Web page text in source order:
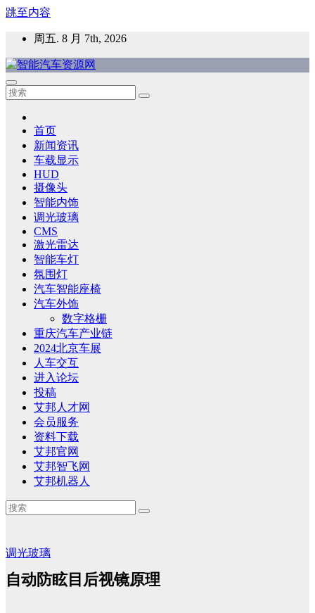
跳至内容
周五. 8 月 7th, 2026
智能汽车资源网
智能表面，智能内饰，新能源汽车，HMI，人车交互，智能车
首页
新闻资讯
车载显示
HUD
摄像头
智能内饰
调光玻璃
CMS
激光雷达
智能车灯
氛围灯
汽车智能座椅
汽车外饰
数字格栅
重庆汽车产业链
2024北京车展
人车交互
进入论坛
投稿
艾邦人才网
会员服务
资料下载
艾邦官网
艾邦智飞网
艾邦机器人
调光玻璃
自动防眩目后视镜原理